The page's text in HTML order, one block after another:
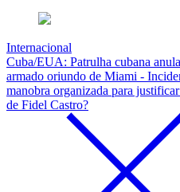
Internacional
Cuba/EUA: Patrulha cubana
armado oriundo de Miami -
manobra organizada para
de Fidel Castro?